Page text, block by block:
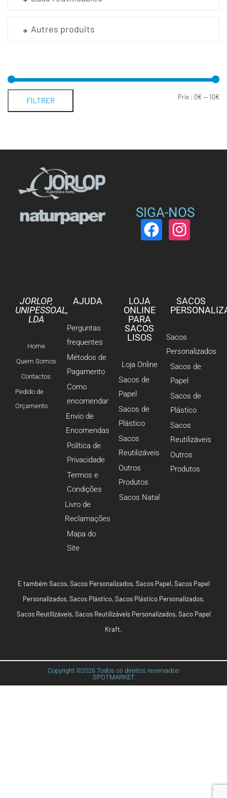
Autres produits
FILTRER Prix : 0€—10€
SIGA-NOS
JORLOP,
UNIPESSOAL,
LDA
Home
Quem Somos
Contactos
Pedido de
Orçamento
AJUDA
Perguntas
frequentes
Métodos de
Pagamento
Como
encomendar
Envio de
Encomendas
Política de
Privacidade
Termos e
Condições
Livro de
Reclamações
Mapa do
Site
LOJA
ONLINE
PARA
SACOS
LISOS
Loja Online
Sacos de
Papel
Sacos de
Plástico
Sacos
Reutilizáveis
Outros
Produtos
Sacos Natal
SACOS
Sacos
Personalizados
Sacos de
Papel
Sacos de
Plástico
Sacos
Reutilizáveis
Outros
Produtos
E também Sacos,Sacos Personalizados,Sacos Papel,Sacos Papel
Personalizados,Sacos Plástico,Sacos Plástico Personalizados,
Sacos Reutilizáveis,Sacos Reutilizáveis Personalizados,Saco Papel
Kraft.
Copyright ©2026 Todos os direitos reservados
SPOTMARKET